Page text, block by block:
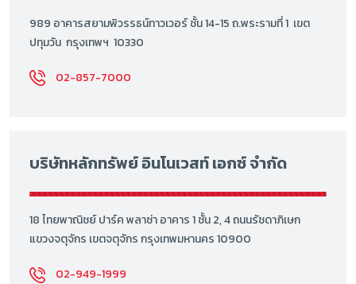
989 อาคารสยามพิวรรธน์ทาวเวอร์ ชั้น 14-15 ถ.พระรามที่ 1 เขต
ปทุมวัน กรุงเทพฯ 10330
02-857-7000
บริษัทหลักทรัพย์ อินโนเวสท์ เอกซ์ จำกัด
18 ไทยพาณิชย์ ปาร์ค พลาซ่า อาคาร 1 ชั้น 2, 4 ถนนรัชดาภิเษก
แขวงจตุจักร เขตจตุจักร กรุงเทพมหานคร 10900
02-949-1999